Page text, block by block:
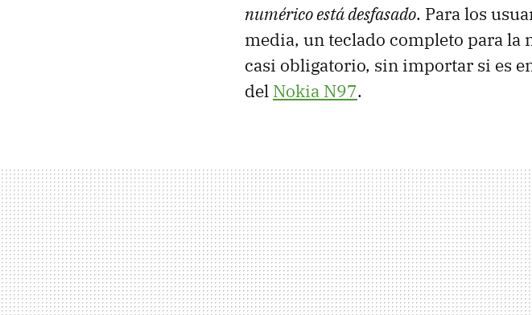
numérico está desfasado. Para los
media, un teclado completo para la
casi obligatorio, sin importar si es
del Nokia N97.